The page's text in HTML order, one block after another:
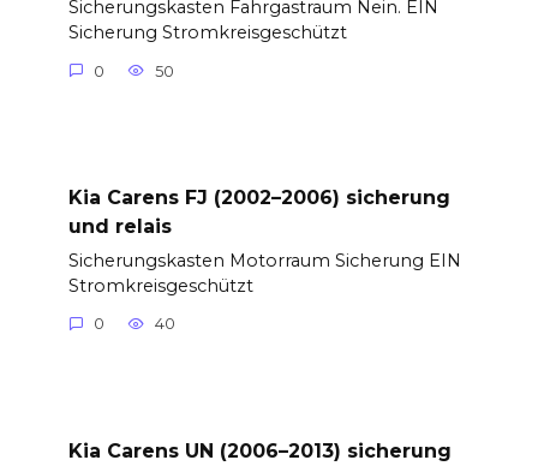
Sicherungskasten Fahrgastraum Nein. EIN
Sicherung Stromkreisgeschützt
0 50
Kia Carens FJ (2002–2006) sicherung
und relais
Sicherungskasten Motorraum Sicherung EIN
Stromkreisgeschützt
0 40
Kia Carens UN (2006–2013) sicherung